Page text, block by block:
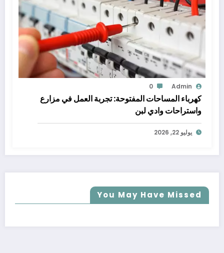
Admin
0
كهرباء المساحات المفتوحة: تجربة العمل في مزارع
واستراحات وادي لبن
يوليو 22, 2026
You May Have Missed